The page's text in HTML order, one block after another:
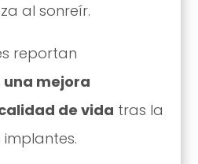
al sonreír.
reportan
una mejora
de vida tras la